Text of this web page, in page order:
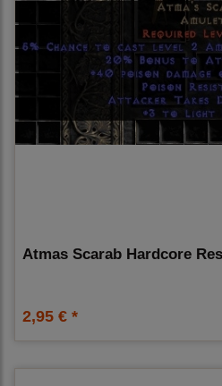
Atmas Scarab Hardcore
2,95 € *